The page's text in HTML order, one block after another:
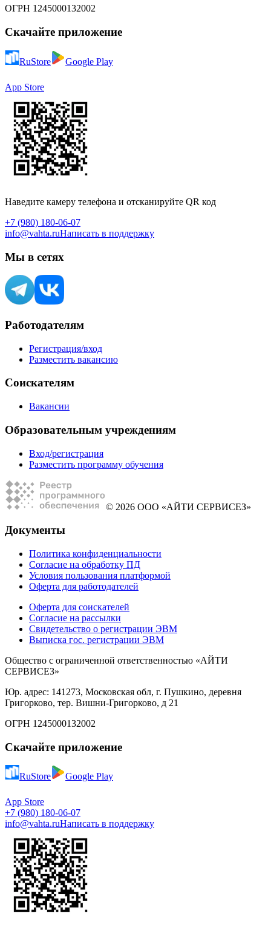
ОГРН 1245000132002
Скачайте приложение
RuStore Google Play
App Store
Наведите камеру телефона и отсканируйте QR код
+7 (980) 180-06-07
info@vahta.ruНаписать в поддержку
Мы в сетях
Работодателям
Регистрация/вход
Разместить вакансию
Соискателям
Вакансии
Образовательным учреждениям
Вход/регистрация
Разместить программу обучения
© 2026 ООО «АЙТИ СЕРВИСЕЗ»
Документы
Политика конфиденциальности
Согласие на обработку ПД
Условия пользования платформой
Оферта для работодателей
Оферта для соискателей
Согласие на рассылки
Свидетельство о регистрации ЭВМ
Выписка гос. регистрации ЭВМ
Общество с ограниченной ответственностью «АЙТИ
СЕРВИСЕЗ»
Юр. адрес: 141273, Московская обл, г. Пушкино, деревня
Григорково, тер. Вишни-Григорково, д 21
ОГРН 1245000132002
Скачайте приложение
RuStore Google Play
App Store
+7 (980) 180-06-07
info@vahta.ruНаписать в поддержку